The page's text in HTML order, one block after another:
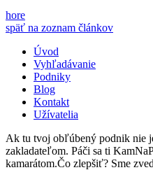
hore
späť na zoznam článkov
Úvod
Vyhľadávanie
Podniky
Blog
Kontakt
Užívatelia
Ak tu tvoj obľúbený podnik nie
zakladateľom. Páči sa ti
kamarátom.Čo zlepšiť? Sme